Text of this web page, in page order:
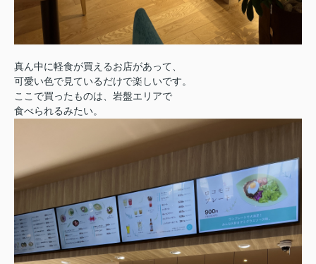
真ん中に軽食が買えるお店があって、
可愛い色で見ているだけで楽しいです。
ここで買ったものは、岩盤エリアで
食べられるみたい。